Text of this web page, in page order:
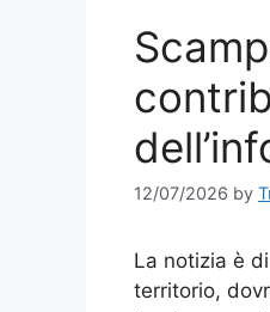
12/07/2026 by
La notizia è
territorio,